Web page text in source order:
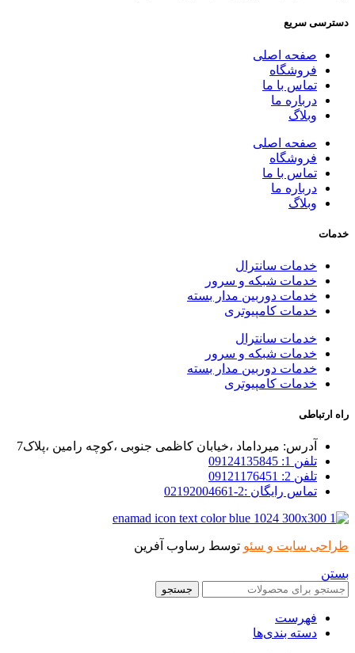
دسترسی سریع
صفحه اصلی
فروشگاه
تماس با ما
درباره ما
وبلاگ
صفحه اصلی
فروشگاه
تماس با ما
درباره ما
وبلاگ
خدمات
خدمات سانترال
خدمات شبکه و سرور
خدمات دوربین مدار بسته
خدمات کامپیوتری
خدمات سانترال
خدمات شبکه و سرور
خدمات دوربین مدار بسته
خدمات کامپیوتری
راه ارتباطی
آدرس: میرداماد ،خیابان کاظمی جنوبی ،کوچه رامین ،پلاک7
تلفن 1: 09124135845
تلفن 2: 09121176451
تماس رایگان :2-02192004661
طراحی سایت و سئو توسط رساوب آفرین
بستن
جستجو
فهرست
دسته بندی‌ها